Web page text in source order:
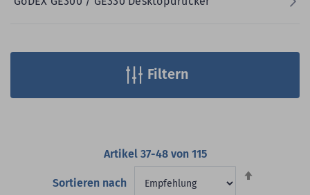
Artikel 37-48von 115
Sortieren nach
Filtern